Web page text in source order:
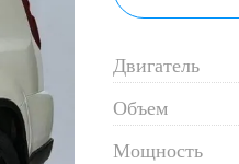
Двигатель
Объем
Мощность